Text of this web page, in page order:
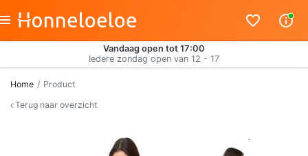
Vandaag open tot 17:00
Iedere zondag open van 12 - 17
Home
Product
Terug naar overzicht